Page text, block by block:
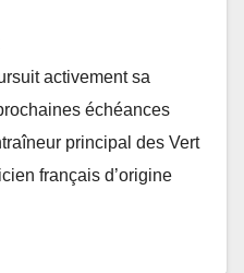
activement sa
échéances
principal des Vert
français d’origine